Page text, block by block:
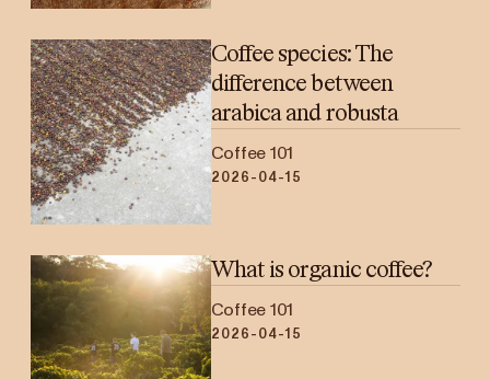
Coffee species: The
difference between
arabica and robusta
Coffee 101
2026-04-15
What is organic coffee?
Coffee 101
2026-04-15